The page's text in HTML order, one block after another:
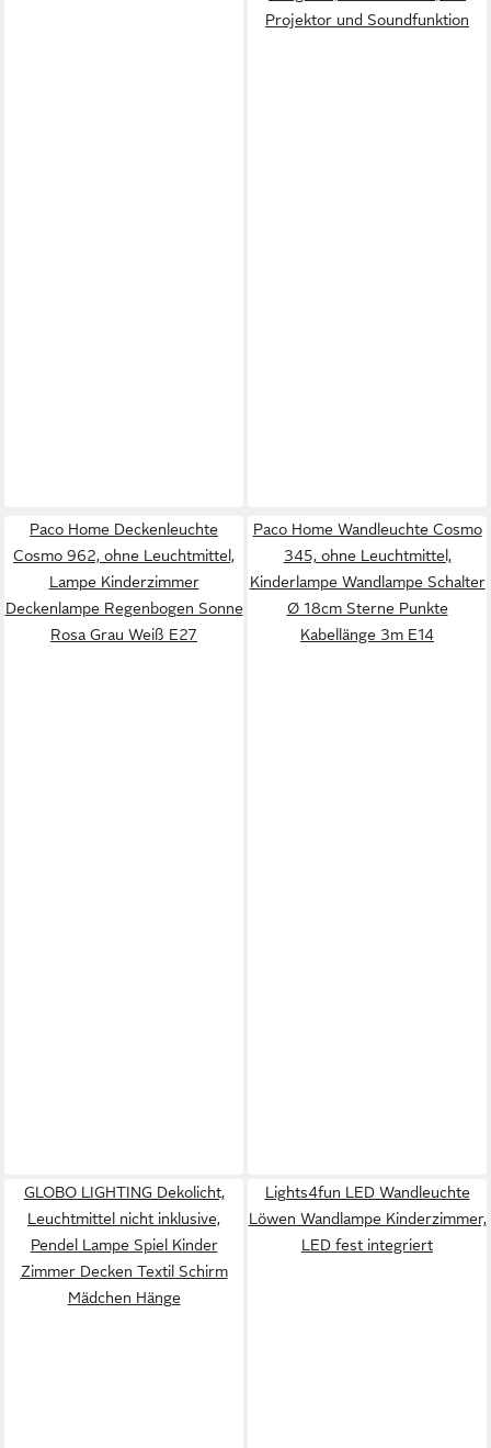
Projektor und Soundfunktion
Paco Home Deckenleuchte
Cosmo 962, ohne Leuchtmittel,
Lampe Kinderzimmer
Deckenlampe Regenbogen Sonne
Rosa Grau Weiß E27
Paco Home Wandleuchte Cosmo
345, ohne Leuchtmittel,
Kinderlampe Wandlampe Schalter
Ø 18cm Sterne Punkte
Kabellänge 3m E14
GLOBO LIGHTING Dekolicht,
Leuchtmittel nicht inklusive,
Pendel Lampe Spiel Kinder
Zimmer Decken Textil Schirm
Mädchen Hänge
Lights4fun LED Wandleuchte
Löwen Wandlampe Kinderzimmer,
LED fest integriert